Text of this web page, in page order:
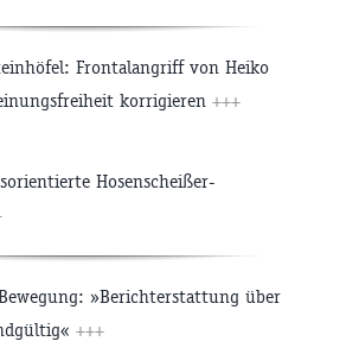
Frontalangriff von Heiko
korrigieren +++
Hosenscheißer-
»Berichterstattung über
+++